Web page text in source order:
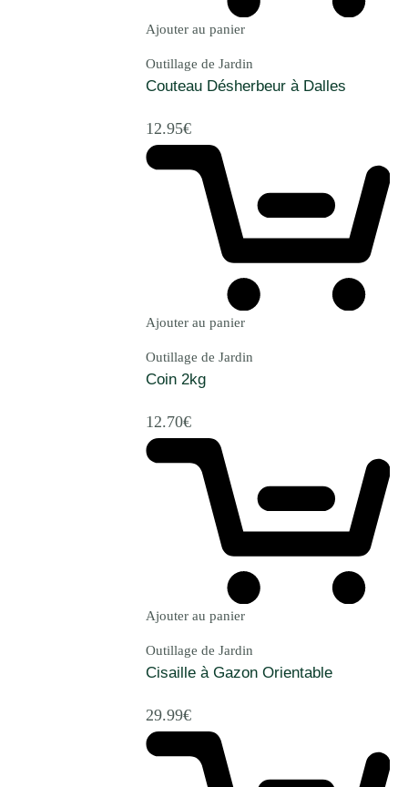
Ajouter au panier
Outillage de Jardin
Couteau Désherbeur à Dalles
12.95€
Ajouter au panier
Outillage de Jardin
Coin 2kg
12.70€
Ajouter au panier
Outillage de Jardin
Cisaille à Gazon Orientable
29.99€